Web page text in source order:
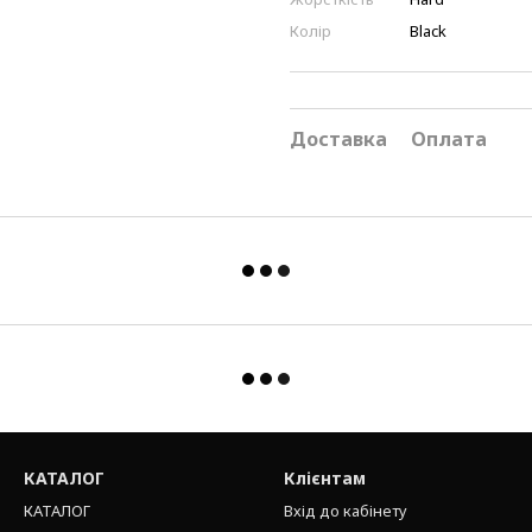
Колір
Black
Доставка Оплата
КАТАЛОГ
КАТАЛОГ
Клієнтам
Вхід до кабінету